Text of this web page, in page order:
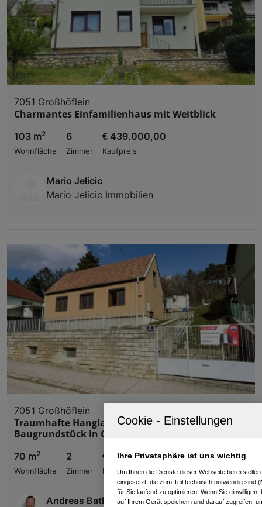
7051 Großhöflein
Charmantes Einfamilienhaus mit Weitblick
103 m2
Wohnfläche
6
Zimmer
€ 439.000,00
Kaufpreis
Mario Jelicic
Mario Jelicic Immobilien
7051 Großhöflein
Traumhafte Hanglage am Leithaberg –
Baugrundstück in Großhöflein
70 m2
Wohnfläche
2
Zimmer
€ 290.000,00
Kaufpreis
Andreas Batka
Ihre Privatsphäre ist uns wichtig
Um Ihnen die Dienste dieser Webseite
eingesetzt, die zum Teil technisch notwendig sind (
für Sie laufend zu optimieren. Wenn Sie
auf Ihrem Gerät speichern und darauf zugreifen,